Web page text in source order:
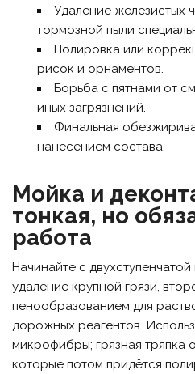
Удаление железистых
тормозной пыли
Полировка или
рисок и орнаментов.
Борьба с пятнами от
иных загрязнений.
Финальная
нанесением состава.
Мойка и
тонкая, но
работа
Начинайте с
удаление крупной грязи,
пенообразованием для
дорожных реагентов.
микрофибры; грязная тряпка
которые потом придётся